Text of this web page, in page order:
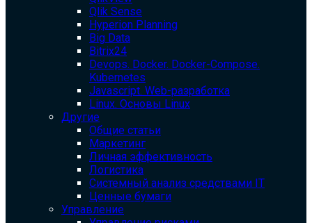
Qlik Sense
Hyperion Planning
Big Data
Bitrix24
Devops. Docker. Docker-Compose.
Kubernetes
Javascript. Web-разработка
Linux. Основы Linux
Другие
Общие статьи
Маркетинг
Личная эффективность
Логистика
Системный анализ средствами IT
Ценные бумаги
Управление